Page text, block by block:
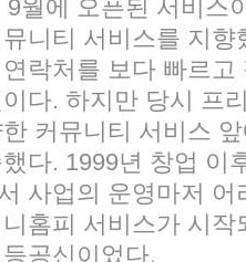
월에 오픈된 서비스
니티 서비스를 지
락처를 보다 빠르
다. 하지만 당시 프
커뮤니티 서비스
다. 1999년 창업 이
사업의 운영마저
홈피 서비스가 시
공신이었다.